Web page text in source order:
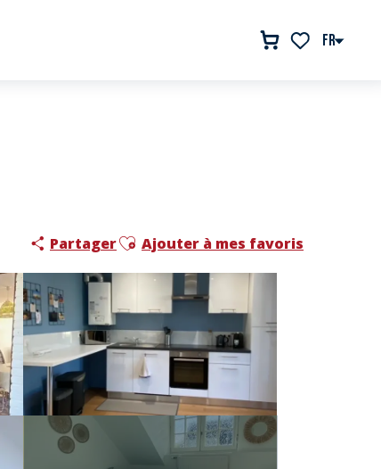
FR
PartagerAjouter aux favoris
Ajouter à mes favoris